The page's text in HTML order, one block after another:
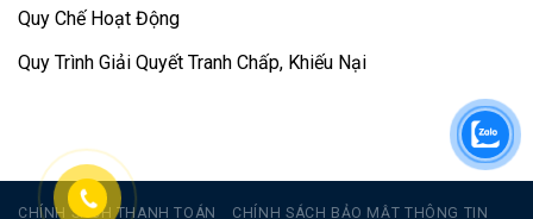
Quy Chế Hoạt Động
Quy Trình Giải Quyết Tranh Chấp, Khiếu Nại
CHÍNH SÁCH THANH TOÁN CHÍNH SÁCH BẢO MẬT THÔNG TIN